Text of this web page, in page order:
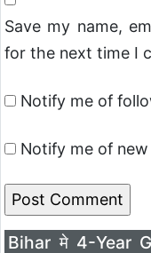
Save my name,
for the next time I
Notify me of
Notify me of
Bihar मे 4-Year